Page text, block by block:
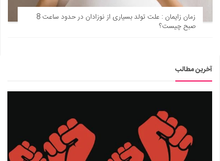
زمان زایمان : علت تولد بسیاری از نوزادان در حدود ساعت 8
صبح چیست؟
آخرین مطالب